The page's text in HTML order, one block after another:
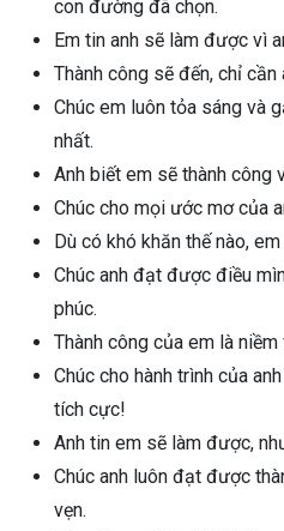
con đường đã chọn.
Em tin anh sẽ làm được vì
Thành công sẽ đến, chỉ
Chúc em luôn tỏa sáng và
nhất.
Anh biết em sẽ thành công
Chúc cho mọi ước mơ của
Dù có khó khăn thế nào,
Chúc anh đạt được điều
phúc.
Thành công của em là
Chúc cho hành trình của
tích cực!
Anh tin em sẽ làm được,
Chúc anh luôn đạt được
vẹn.